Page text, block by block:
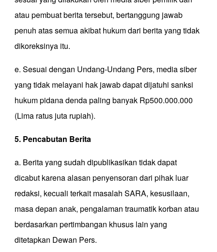
atau pembuat berita tersebut, bertanggung jawab
penuh atas semua akibat hukum dari berita yang tidak
dikoreksinya itu.
e. Sesuai dengan Undang-Undang Pers, media siber
yang tidak melayani hak jawab dapat dijatuhi sanksi
hukum pidana denda paling banyak Rp500.000.000
(Lima ratus juta rupiah).
5. Pencabutan Berita
a. Berita yang sudah dipublikasikan tidak dapat
dicabut karena alasan penyensoran dari pihak luar
redaksi, kecuali terkait masalah SARA, kesusilaan,
masa depan anak, pengalaman traumatik korban atau
berdasarkan pertimbangan khusus lain yang
ditetapkan Dewan Pers.